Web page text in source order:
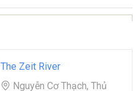
The Zeit River
Nguyễn Cơ Thạch, Thủ